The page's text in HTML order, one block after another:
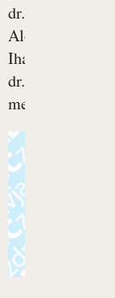
dr.
Alojza
Ihana,
dr.
med.,...